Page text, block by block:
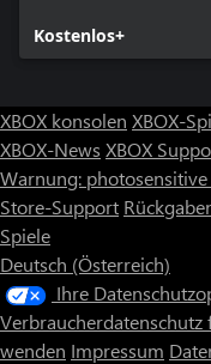
Kostenlos+
XBOX konsolen XBOX-
XBOX-News XBOX
Warnung: photosensitive
Store-Support
Spiele
Deutsch (Österreich)
Ihre
Verbraucherdatenschutz
wenden Impressum